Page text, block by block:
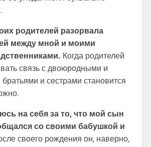
родителей разорвала
между мной и моими
Когда родителей
связь с двоюродными и
и сестрами становится
на себя за то, что мой сын
со своими бабушкой и
своего рождения он, наверно,